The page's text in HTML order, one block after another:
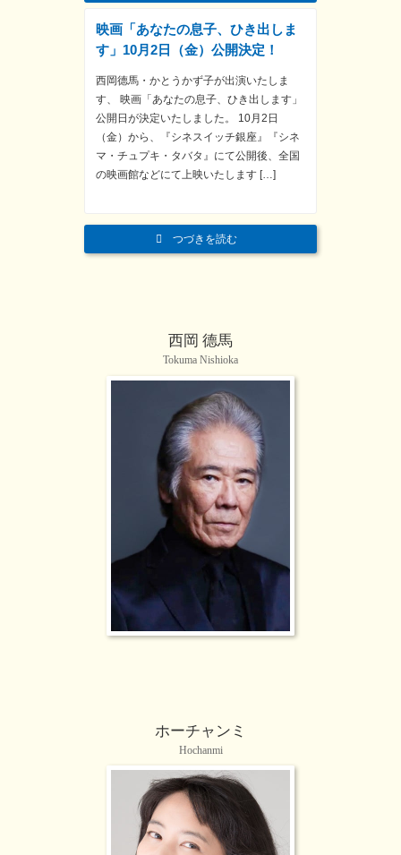
映画「あなたの息子、ひき出しま
す」10月2日（金）公開決定！
西岡德馬・かとうかず子が出演いたしま
す、 映画「あなたの息子、ひき出します」
公開日が決定いたしました。 10月2日
（金）から、『シネスイッチ銀座』『シネ
マ・チュプキ・タバタ』にて公開後、全国
の映画館などにて上映いたします […]
つづきを読む
西岡 德馬
Tokuma Nishioka
ホーチャンミ
Hochanmi